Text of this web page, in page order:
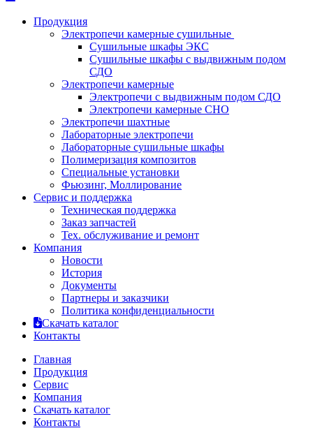
Продукция
Электропечи камерные сушильные
Сушильные шкафы ЭКС
Сушильные шкафы с выдвижным подом
СДО
Электропечи камерные
Электропечи с выдвижным подом СДО
Электропечи камерные СНО
Электропечи шахтные
Лабораторные электропечи
Лабораторные сушильные шкафы
Полимеризация композитов
Специальные установки
Фьюзинг, Моллирование
Сервис и поддержка
Техническая поддержка
Заказ запчастей
Тех. обслуживание и ремонт
Компания
Новости
История
Документы
Партнеры и заказчики
Политика конфиденциальности
Скачать каталог
Контакты
Главная
Продукция
Сервис
Компания
Скачать каталог
Контакты